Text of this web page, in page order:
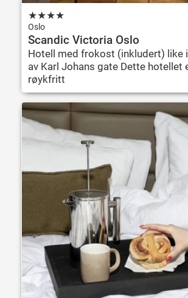
★★★★
Oslo
Scandic Victoria Oslo
Hotell med frokost (inkludert) like
av Karl Johans gate Dette hotellet
røykfritt